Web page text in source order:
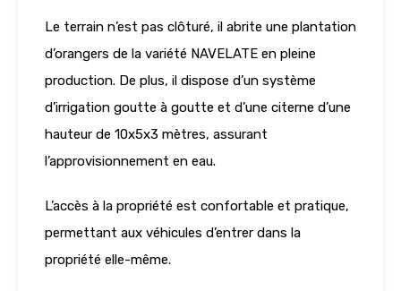
Le terrain n’est pas clôturé, il abrite une plantation
d’orangers de la variété NAVELATE en pleine
production. De plus, il dispose d’un système
d’irrigation goutte à goutte et d’une citerne d’une
hauteur de 10x5x3 mètres, assurant
l’approvisionnement en eau.
L’accès à la propriété est confortable et pratique,
permettant aux véhicules d’entrer dans la
propriété elle-même.